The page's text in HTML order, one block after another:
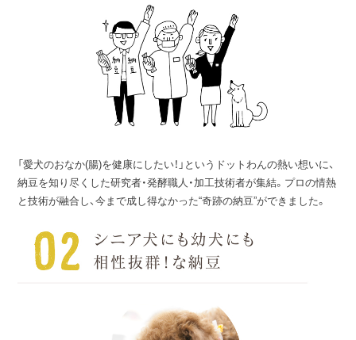
「愛犬のおなか(腸)を健康にしたい！」というドットわんの熱い想いに、
納豆を知り尽くした研究者・発酵職人・加工技術者が集結。プロの情熱
と技術が融合し、今まで成し得なかった“奇跡の納豆”ができました。